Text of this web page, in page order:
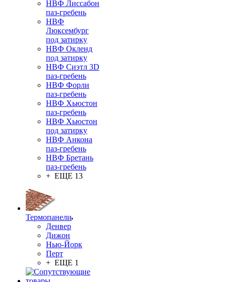
НВФ Лиссабон
паз-гребень
НВФ
Люксембург
под затирку
НВФ Окленд
под затирку
НВФ Сиэтл 3D
паз-гребень
НВФ Форли
паз-гребень
НВФ Хьюстон
паз-гребень
НВФ Хьюстон
под затирку
НВФ Анкона
паз-гребень
НВФ Бретань
паз-гребень
+ ЕЩЕ 13
Термопанели
Денвер
Дижон
Нью-Йорк
Перт
+ ЕЩЕ 1